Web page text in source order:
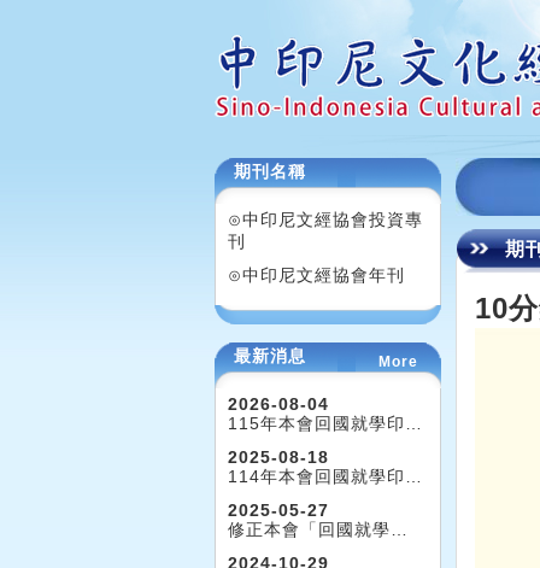
期刊名稱
⊙中印尼文經協會投資專
刊
⊙中印尼文經協會年刊
最新消息 More
2026-08-04
115年本會回國就學印…
2025-08-18
114年本會回國就學印…
2025-05-27
修正本會「回國就學…
2024-10-29
期
10